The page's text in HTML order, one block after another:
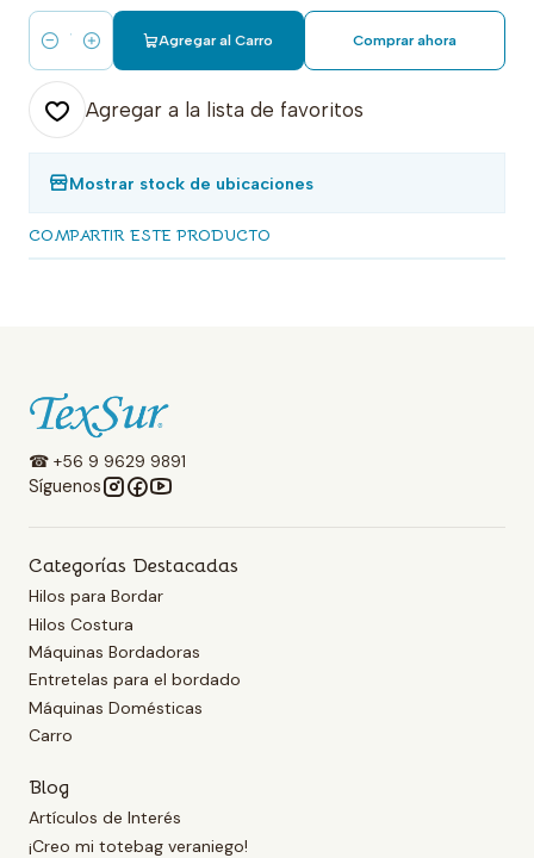
Cantidad
Agregar al Carro Comprar ahora
Agregar a la lista de favoritos
Mostrar stock de ubicaciones
COMPARTIR ESTE PRODUCTO
☎ +56 9 9629 9891
Síguenos
Categorías Destacadas
Hilos para Bordar
Hilos Costura
Máquinas Bordadoras
Entretelas para el bordado
Máquinas Domésticas
Carro
Blog
Artículos de Interés
¡Creo mi totebag veraniego!